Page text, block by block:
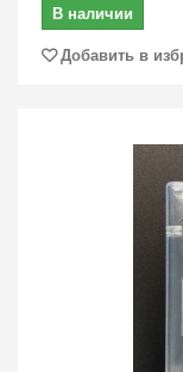
В наличии
Добавить в